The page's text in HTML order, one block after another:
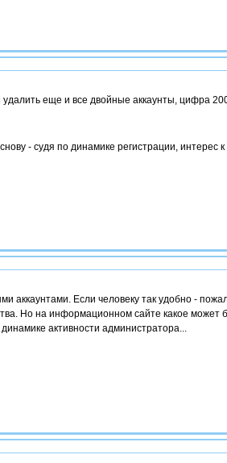
удалить еще и все двойные аккаунты, цифра
- судя по динамике регистрации, интерес к
аккаунтами. Если человеку так удобно -
Но на информационном сайте какое может
активности администратора...